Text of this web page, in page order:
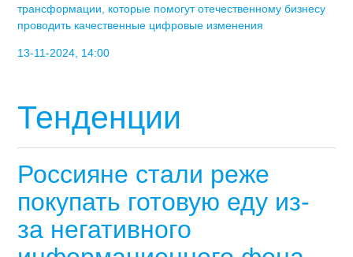
трансформации, которые помогут отечественному бизнесу
проводить качественные цифровые изменения
13-11-2024, 14:00
Тенденции
Россияне стали реже
покупать готовую еду из-
за негативного